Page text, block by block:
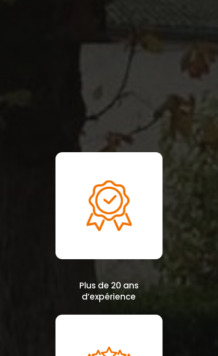
Plus de 20 ans
d’expérience